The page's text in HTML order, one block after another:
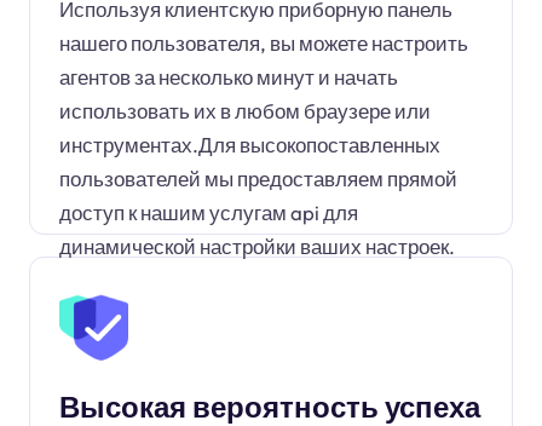
Используя клиентскую приборную панель
нашего пользователя, вы можете настроить
агентов за несколько минут и начать
использовать их в любом браузере или
инструментах.Для высокопоставленных
пользователей мы предоставляем прямой
доступ к нашим услугам api для
динамической настройки ваших настроек.
Высокая вероятность успеха